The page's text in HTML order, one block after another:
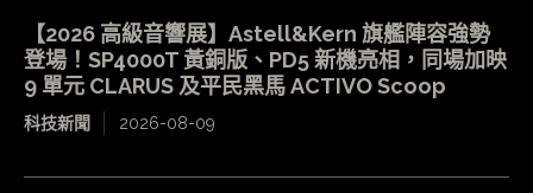
【2026 高級音響展】Astell&Kern 旗艦陣容強勢
登場！SP4000T 黃銅版、PD5 新機亮相，同場加映
9 單元 CLARUS 及平民黑馬 ACTIVO Scoop
科技新聞 2026-08-09